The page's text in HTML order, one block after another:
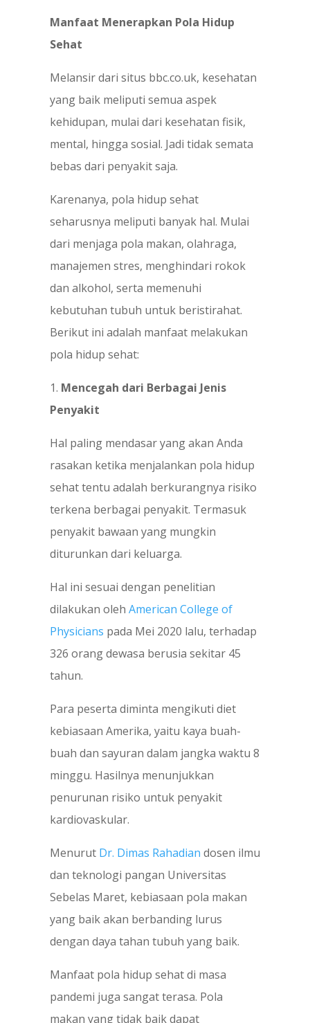
Manfaat Menerapkan Pola Hidup
Sehat
Melansir dari situs bbc.co.uk, kesehatan
yang baik meliputi semua aspek
kehidupan, mulai dari kesehatan fisik,
mental, hingga sosial. Jadi tidak semata
bebas dari penyakit saja.
Karenanya, pola hidup sehat
seharusnya meliputi banyak hal. Mulai
dari menjaga pola makan, olahraga,
manajemen stres, menghindari rokok
dan alkohol, serta memenuhi
kebutuhan tubuh untuk beristirahat.
Berikut ini adalah manfaat melakukan
pola hidup sehat:
1. Mencegah dari Berbagai Jenis
Penyakit
Hal paling mendasar yang akan Anda
rasakan ketika menjalankan pola hidup
sehat tentu adalah berkurangnya risiko
terkena berbagai penyakit. Termasuk
penyakit bawaan yang mungkin
diturunkan dari keluarga.
Hal ini sesuai dengan penelitian
dilakukan oleh American College of
Physicians pada Mei 2020 lalu, terhadap
326 orang dewasa berusia sekitar 45
tahun.
Para peserta diminta mengikuti diet
kebiasaan Amerika, yaitu kaya buah-
buah dan sayuran dalam jangka waktu 8
minggu. Hasilnya menunjukkan
penurunan risiko untuk penyakit
kardiovaskular.
Menurut Dr. Dimas Rahadian dosen ilmu
dan teknologi pangan Universitas
Sebelas Maret, kebiasaan pola makan
yang baik akan berbanding lurus
dengan daya tahan tubuh yang baik.
Manfaat pola hidup sehat di masa
pandemi juga sangat terasa. Pola
makan yang tidak baik dapat